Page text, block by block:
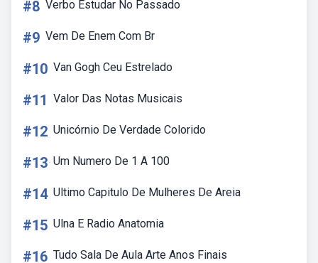
#8 Verbo Estudar No Passado
#9 Vem De Enem Com Br
#10 Van Gogh Ceu Estrelado
#11 Valor Das Notas Musicais
#12 Unicórnio De Verdade Colorido
#13 Um Numero De 1 A 100
#14 Ultimo Capitulo De Mulheres De Areia
#15 Ulna E Radio Anatomia
#16 Tudo Sala De Aula Arte Anos Finais